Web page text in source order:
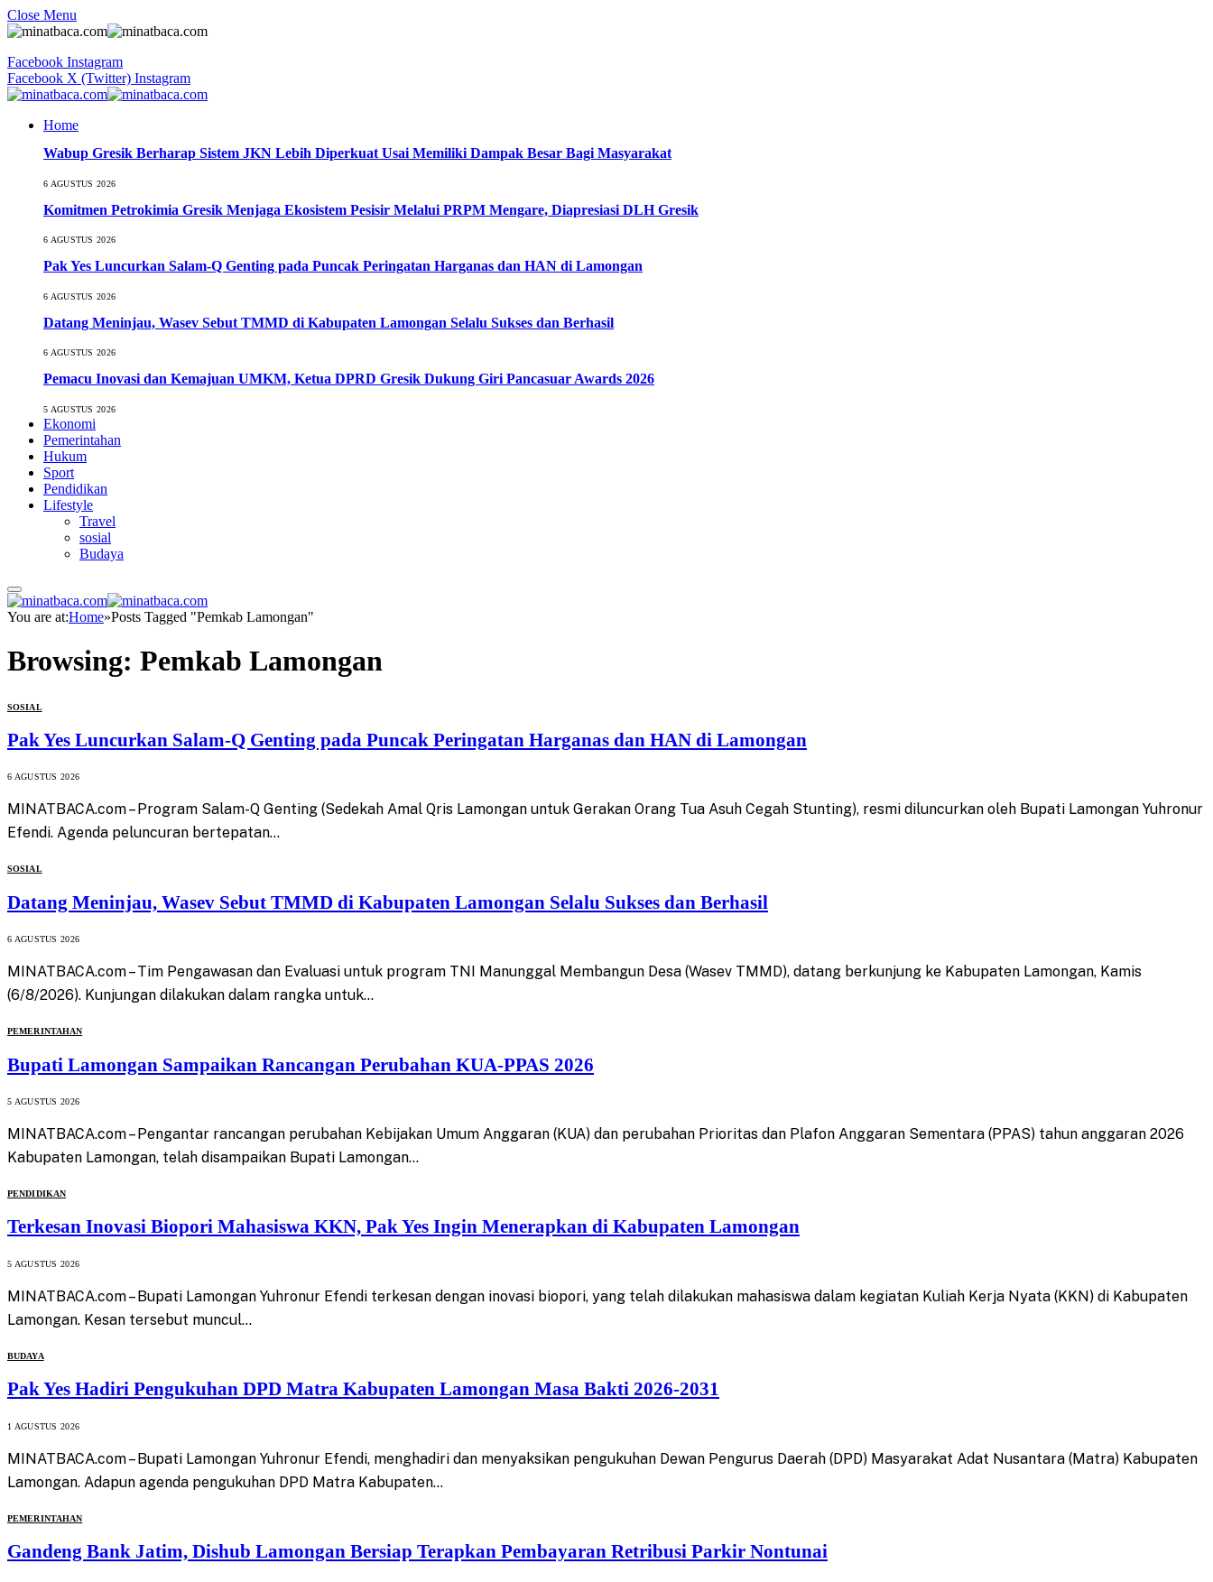
Close Menu
Facebook Instagram
Facebook X (Twitter) Instagram
Home
Wabup Gresik Berharap Sistem JKN Lebih Diperkuat Usai Memiliki Dampak Besar Bagi Masyarakat
6 AGUSTUS 2026
Komitmen Petrokimia Gresik Menjaga Ekosistem Pesisir Melalui PRPM Mengare, Diapresiasi DLH Gresik
6 AGUSTUS 2026
Pak Yes Luncurkan Salam-Q Genting pada Puncak Peringatan Harganas dan HAN di Lamongan
6 AGUSTUS 2026
Datang Meninjau, Wasev Sebut TMMD di Kabupaten Lamongan Selalu Sukses dan Berhasil
6 AGUSTUS 2026
Pemacu Inovasi dan Kemajuan UMKM, Ketua DPRD Gresik Dukung Giri Pancasuar Awards 2026
5 AGUSTUS 2026
Ekonomi
Pemerintahan
Hukum
Sport
Pendidikan
Lifestyle
Travel
sosial
Budaya
You are at:Home»Posts Tagged "Pemkab Lamongan"
Browsing: Pemkab Lamongan
SOSIAL
Pak Yes Luncurkan Salam-Q Genting pada Puncak Peringatan Harganas dan HAN di Lamongan
6 AGUSTUS 2026
MINATBACA.com – Program Salam-Q Genting (Sedekah Amal Qris Lamongan untuk Gerakan Orang Tua Asuh Cegah Stunting), resmi diluncurkan oleh Bupati Lamongan Yuhronur
Efendi. Agenda peluncuran bertepatan…
SOSIAL
Datang Meninjau, Wasev Sebut TMMD di Kabupaten Lamongan Selalu Sukses dan Berhasil
6 AGUSTUS 2026
MINATBACA.com – Tim Pengawasan dan Evaluasi untuk program TNI Manunggal Membangun Desa (Wasev TMMD), datang berkunjung ke Kabupaten Lamongan, Kamis
(6/8/2026). Kunjungan dilakukan dalam rangka untuk…
PEMERINTAHAN
Bupati Lamongan Sampaikan Rancangan Perubahan KUA-PPAS 2026
5 AGUSTUS 2026
MINATBACA.com – Pengantar rancangan perubahan Kebijakan Umum Anggaran (KUA) dan perubahan Prioritas dan Plafon Anggaran Sementara (PPAS) tahun anggaran 2026
Kabupaten Lamongan, telah disampaikan Bupati Lamongan…
PENDIDIKAN
Terkesan Inovasi Biopori Mahasiswa KKN, Pak Yes Ingin Menerapkan di Kabupaten Lamongan
5 AGUSTUS 2026
MINATBACA.com – Bupati Lamongan Yuhronur Efendi terkesan dengan inovasi biopori, yang telah dilakukan mahasiswa dalam kegiatan Kuliah Kerja Nyata (KKN) di Kabupaten
Lamongan. Kesan tersebut muncul…
BUDAYA
Pak Yes Hadiri Pengukuhan DPD Matra Kabupaten Lamongan Masa Bakti 2026-2031
1 AGUSTUS 2026
MINATBACA.com – Bupati Lamongan Yuhronur Efendi, menghadiri dan menyaksikan pengukuhan Dewan Pengurus Daerah (DPD) Masyarakat Adat Nusantara (Matra) Kabupaten
Lamongan. Adapun agenda pengukuhan DPD Matra Kabupaten…
PEMERINTAHAN
Gandeng Bank Jatim, Dishub Lamongan Bersiap Terapkan Pembayaran Retribusi Parkir Nontunai